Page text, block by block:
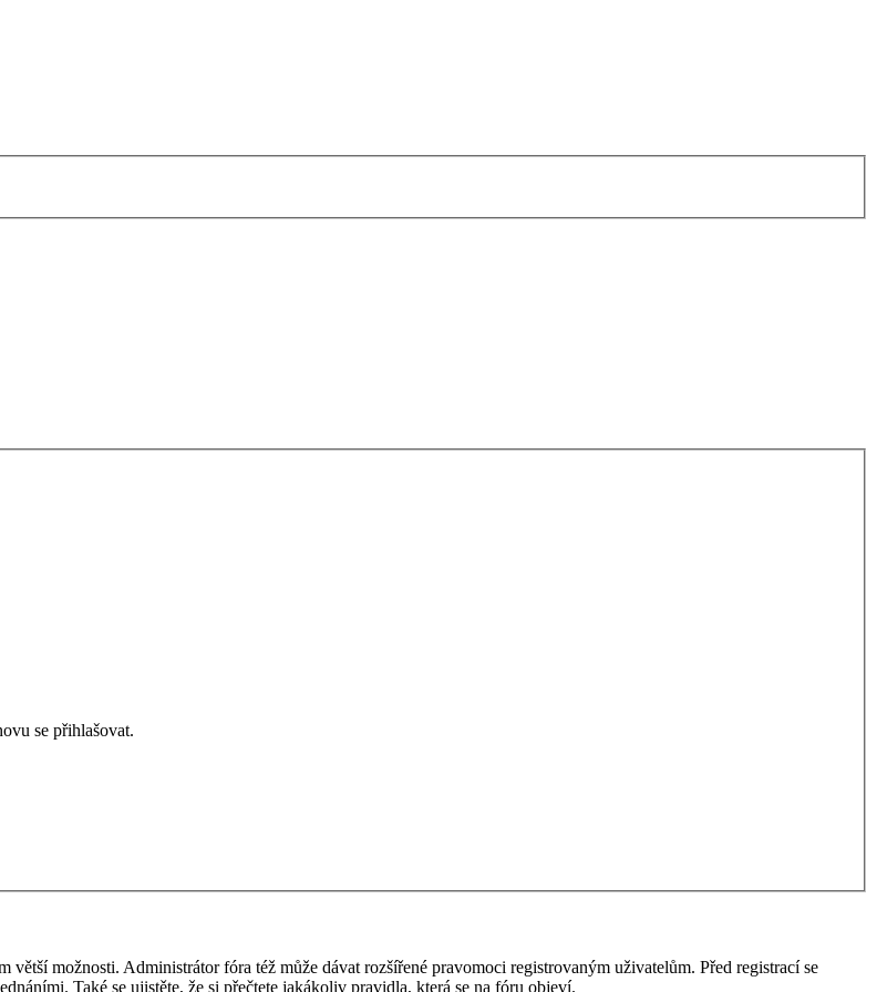
se přihlašovat.
možnosti. Administrátor fóra též může dávat rozšířené pravomoci registrovaným uživatelům. Před registrací se
Také se ujistěte, že si přečtete jakákoliv pravidla, která se na fóru objeví.